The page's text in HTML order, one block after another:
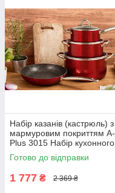
Набір казанів (кастрюль) з
мармуровим покриттям A-
Plus 3015 Набір кухонного
посуду 7 предметів
(Червоний)
Готово до відправки
1 777 ₴ 2 369 ₴